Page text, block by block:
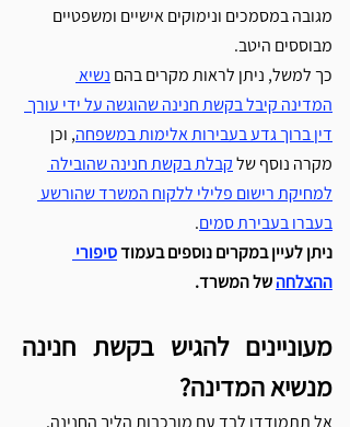
מגובה במסמכים ונימוקים אישיים ומשפטיים
מבוססים היטב.
כך למשל, ניתן לראות מקרים בהם נשיא
המדינה קיבל בקשת חנינה שהוגשה על ידי עורך
דין ברוך גדע בעבירות אלימות במשפחה, וכן
מקרה נוסף של קבלת בקשת חנינה שהובילה
למחיקת רישום פלילי ללקוח המשרד שהורשע
בעברו בעבירת סמים.
ניתן לעיין במקרים נוספים בעמוד סיפורי
ההצלחה של המשרד.
מנשיא המדינה?
אל תתמודדו לבד עם מורכבות הליך החנינה.